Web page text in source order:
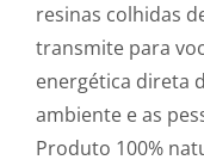
resinas colhidas
transmite para
energética direta
ambiente e as
Produto 100%